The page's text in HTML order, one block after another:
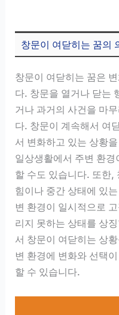
창문이 여닫히는 꿈의
창문이 여닫히는 꿈은
다. 창문을 열거나 닫는
거나 과거의 사건을 마
다. 창문이 계속해서 여
서 변화하고 있는 상황
일상생활에서 주변 환
할 수도 있습니다. 또한,
힘이나 중간 상태에 있
변 환경이 일시적으로
리지 못하는 상태를 상
서 창문이 여닫히는 상
변 환경에 변화와 선택
할 수 있습니다.